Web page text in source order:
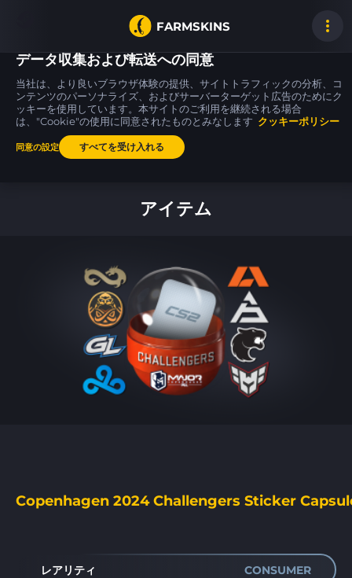
FARMSKINS
11
P250
Re.built FT 10
MP9
Food Chain FT
MAC-10
Pipe Down
アイテム
Copenhagen 2024 Challengers Sticker
レアリティ CONSUMER
データ収集および転送への同意
当社は、より良いブラウザ体験の提供、サイトトラフィックの分析、コ
ンテンツのパーソナライズ、およびサーバーターゲット広告のためにク
ッキーを使用しています。本サイトのご利用を継続される場合
は、"Cookie"の使用に同意されたものとみなします クッキーポリシー
同意の設定 すべてを受け入れる